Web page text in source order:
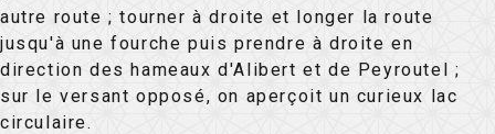
autre route ; tourner à droite et longer la route
jusqu'à une fourche puis prendre à droite en
direction des hameaux d'Alibert et de Peyroutel ;
sur le versant opposé, on aperçoit un curieux lac
circulaire.